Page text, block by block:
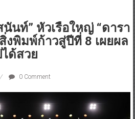
นันท์” หัวเรือใหญ่ “ดารา
งพิมพ์ก้าวสู่ปีที่ 8 เผยผล
ด้สวย
0 Comment